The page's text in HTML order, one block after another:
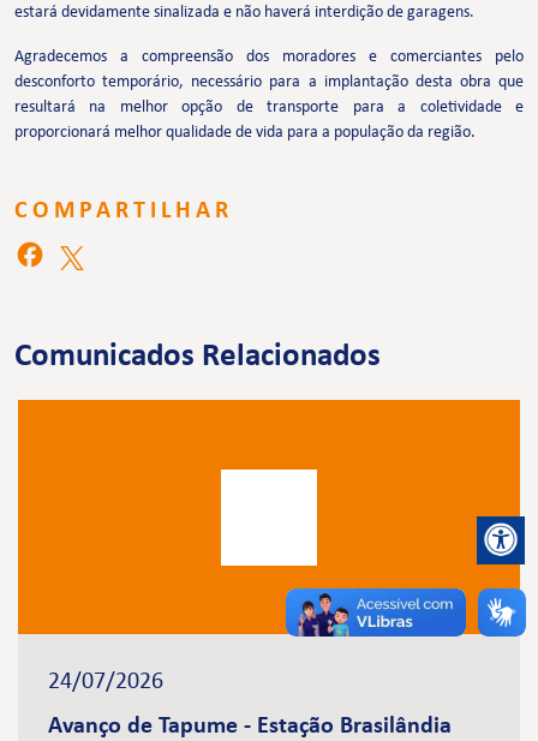
estará devidamente sinalizada e não haverá interdição de garagens.
Agradecemos a compreensão dos moradores e comerciantes pelo
desconforto temporário, necessário para a implantação desta obra que
resultará na melhor opção de transporte para a coletividade e
proporcionará melhor qualidade de vida para a população da região.
COMPARTILHAR
Comunicados Relacionados
24/07/2026
Avanço de Tapume - Estação Brasilândia